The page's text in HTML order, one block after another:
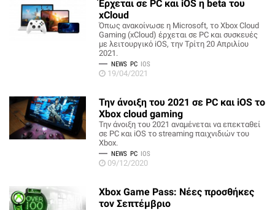
Έρχεται σε PC και iOS η beta του
xCloud
Όπως ανακοίνωσε η Microsoft, το Xbox Cloud
Gaming (xCloud) έρχεται σε PC και συσκευές
με λειτουργικό iOS, την Τρίτη 20 Απριλίου
2021.
NEWS PC IOS
19/04/2021
Την άνοιξη του 2021 σε PC και iOS το
Xbox cloud gaming
Την άνοιξη του 2021 αναμένεται να επεκταθεί
σε PC και iOS το streaming παιχνιδιών του
Xbox.
NEWS PC IOS
09/12/2020
Xbox Game Pass: Νέες προσθήκες
τον Σεπτέμβριο